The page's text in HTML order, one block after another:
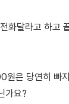
화달라고 하고
은 당연히 빠
가요?